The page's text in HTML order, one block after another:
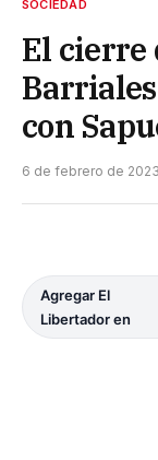
SOCIEDAD
El cierre
con
6 de febrero de 2023
Agregar El
Libertador en